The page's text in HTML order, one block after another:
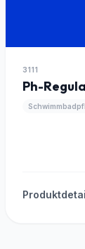
3111
Ph-